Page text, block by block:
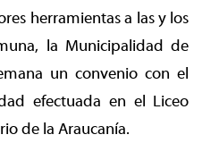
herramientas a las y los
la Municipalidad de
un convenio con el
efectuada en el Liceo
de la Araucanía.